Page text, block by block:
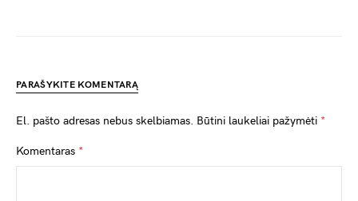
PARAŠYKITE KOMENTARĄ
El. pašto adresas nebus skelbiamas. Būtini laukeliai pažymėti *
Komentaras *